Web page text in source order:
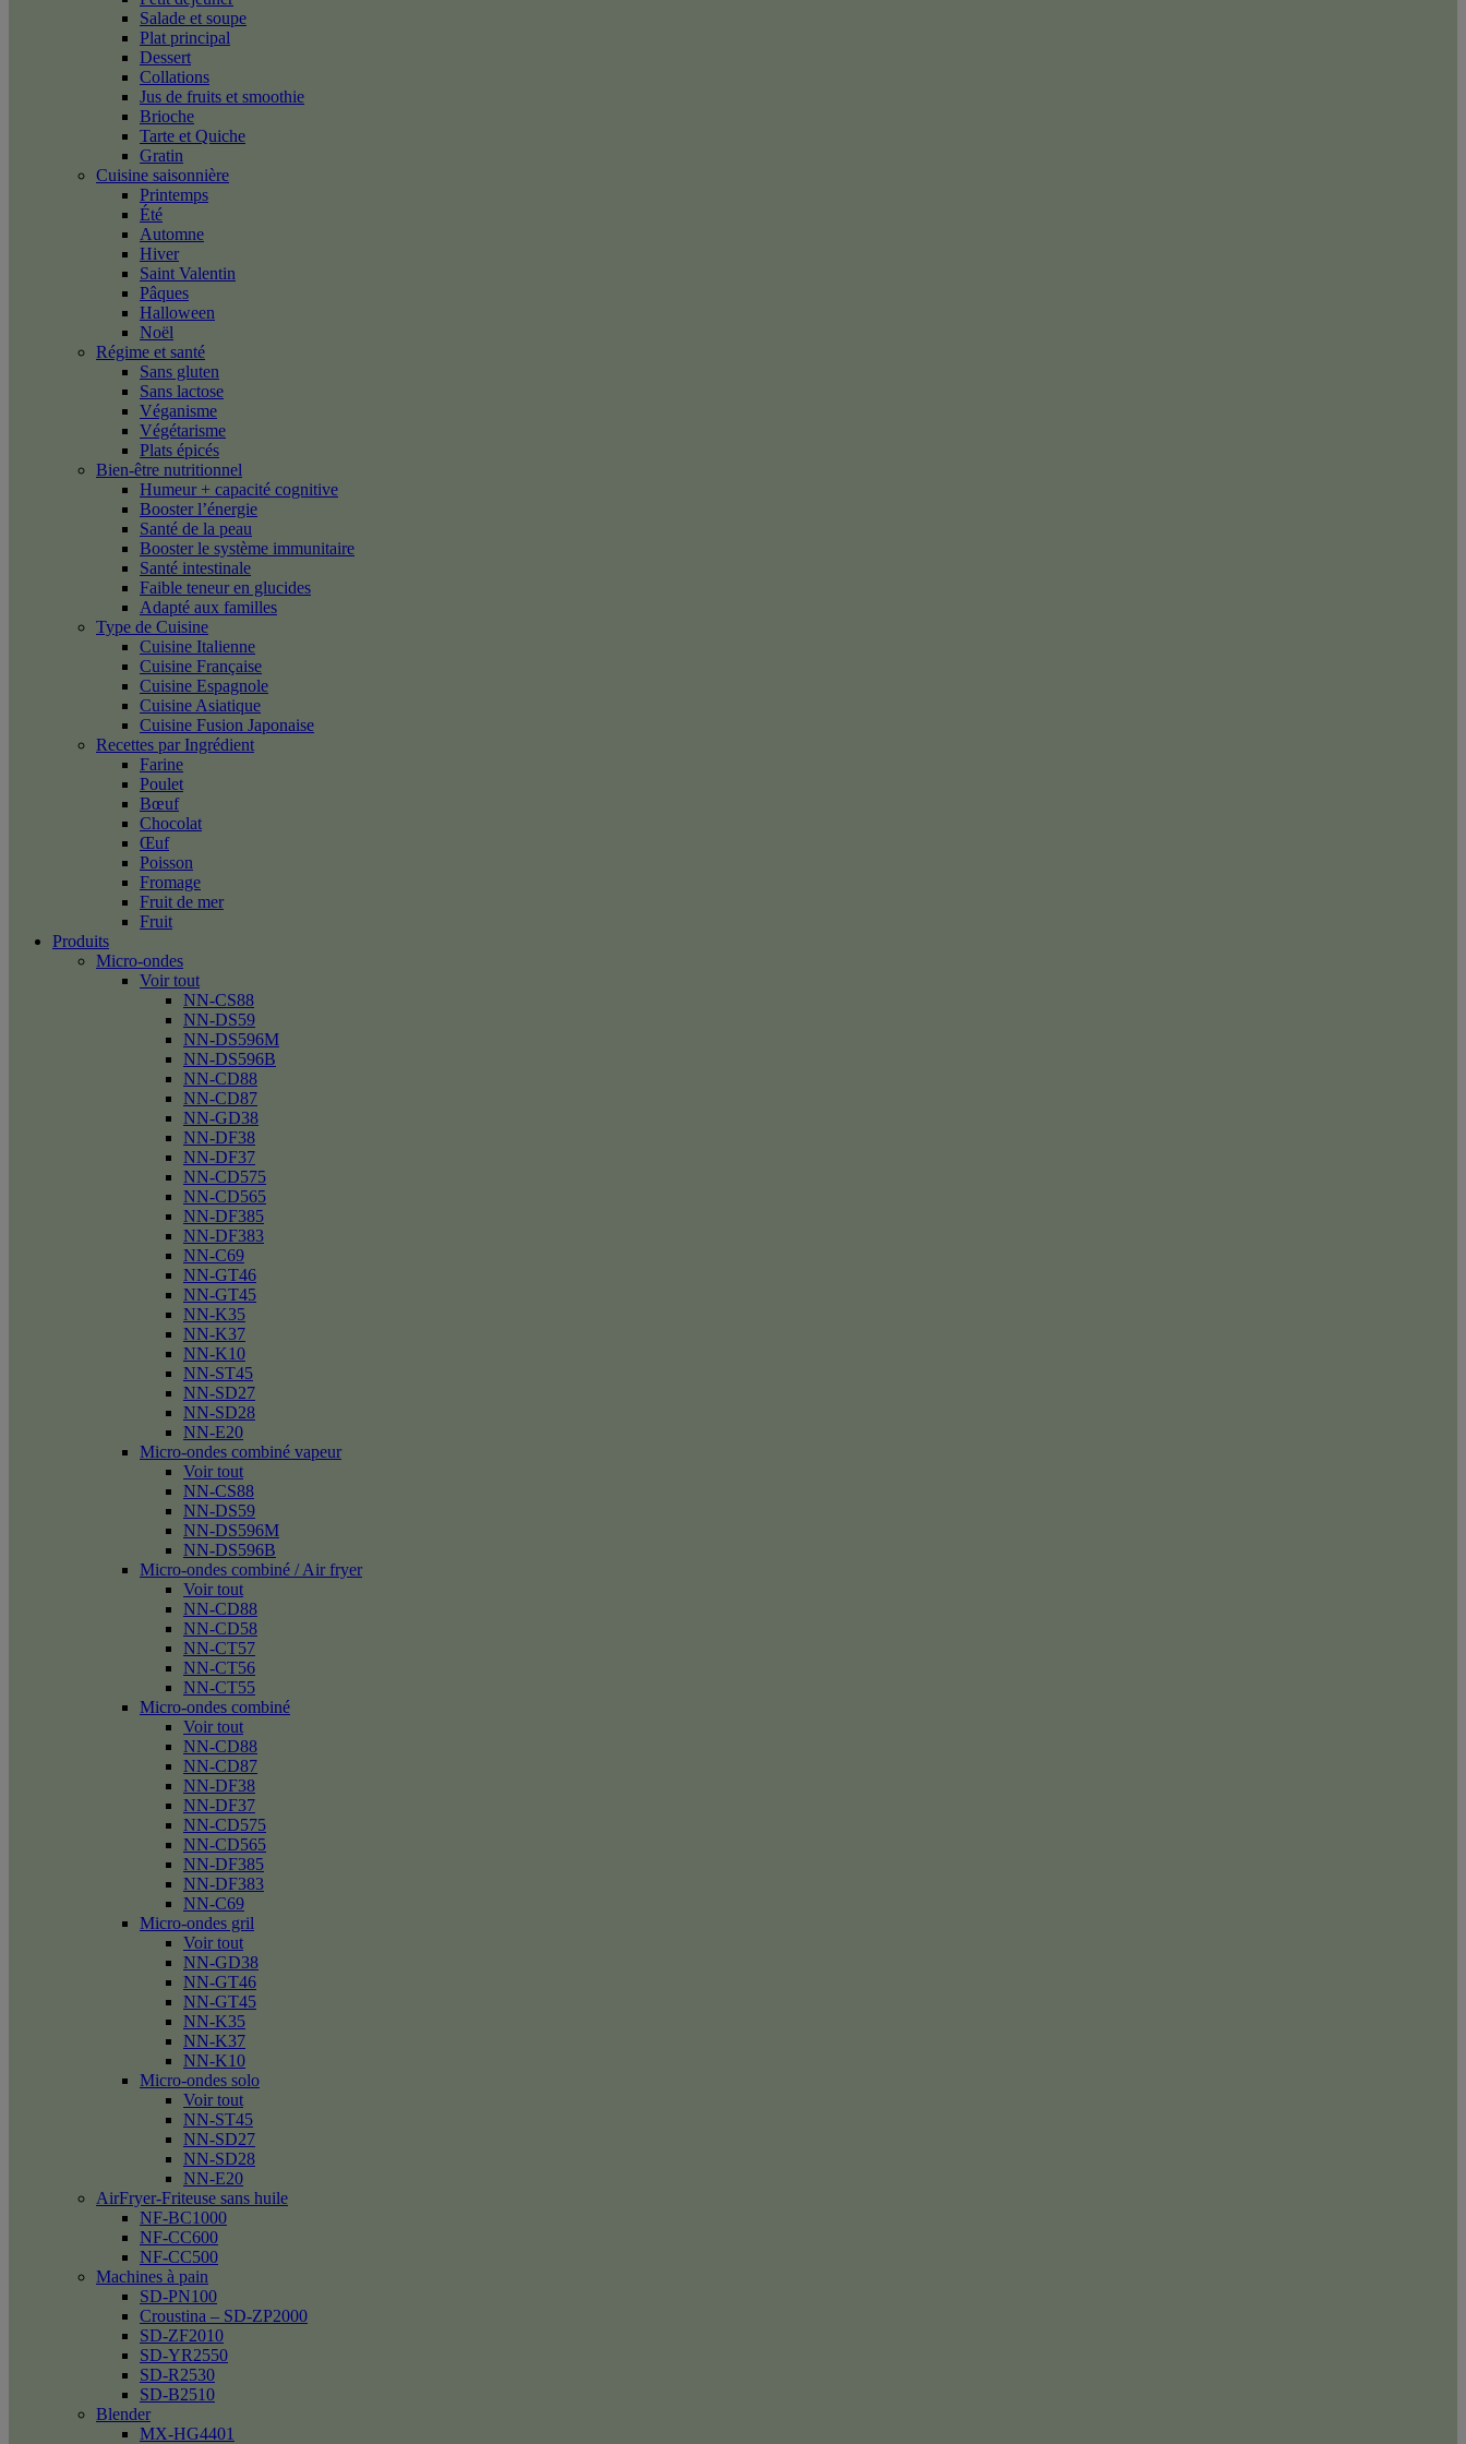
Salade et soupe
Plat principal
Dessert
Collations
Jus de fruits et smoothie
Brioche
Tarte et Quiche
Gratin
Cuisine saisonnière
Printemps
Été
Automne
Hiver
Saint Valentin
Pâques
Halloween
Noël
Régime et santé
Sans gluten
Sans lactose
Véganisme
Végétarisme
Plats épicés
Bien-être nutritionnel
Humeur + capacité cognitive
Booster l’énergie
Santé de la peau
Booster le système immunitaire
Santé intestinale
Faible teneur en glucides
Adapté aux familles
Type de Cuisine
Cuisine Italienne
Cuisine Française
Cuisine Espagnole
Cuisine Asiatique
Cuisine Fusion Japonaise
Recettes par Ingrédient
Farine
Poulet
Bœuf
Chocolat
Œuf
Poisson
Fromage
Fruit de mer
Fruit
Produits
Micro-ondes
Voir tout
NN-CS88
NN-DS59
NN-DS596M
NN-DS596B
NN-CD88
NN-CD87
NN-GD38
NN-DF38
NN-DF37
NN-CD575
NN-CD565
NN-DF385
NN-DF383
NN-C69
NN-GT46
NN-GT45
NN-K35
NN-K37
NN-K10
NN-ST45
NN-SD27
NN-SD28
NN-E20
Micro-ondes combiné vapeur
Voir tout
NN-CS88
NN-DS59
NN-DS596M
NN-DS596B
Micro-ondes combiné / Air fryer
Voir tout
NN-CD88
NN-CD58
NN-CT57
NN-CT56
NN-CT55
Micro-ondes combiné
Voir tout
NN-CD88
NN-CD87
NN-DF38
NN-DF37
NN-CD575
NN-CD565
NN-DF385
NN-DF383
NN-C69
Micro-ondes gril
Voir tout
NN-GD38
NN-GT46
NN-GT45
NN-K35
NN-K37
NN-K10
Micro-ondes solo
Voir tout
NN-ST45
NN-SD27
NN-SD28
NN-E20
AirFryer-Friteuse sans huile
NF-BC1000
NF-CC600
NF-CC500
Machines à pain
SD-PN100
Croustina – SD-ZP2000
SD-ZF2010
SD-YR2550
SD-R2530
SD-B2510
Blender
MX-HG4401